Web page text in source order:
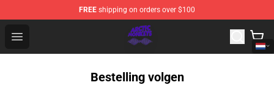
FREE shipping on orders over $100
Open menu
Arctic Monkeys Shop - Official Arctic Monkeys
Bestelling volgen